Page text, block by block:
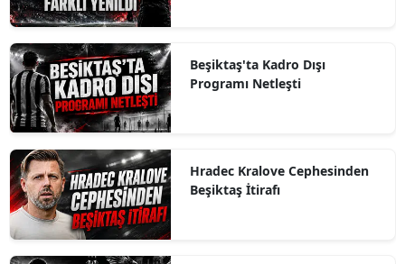
Beşiktaş'ta Kadro Dışı
Programı Netleşti
Hradec Kralove Cephesinden
Beşiktaş İtirafı